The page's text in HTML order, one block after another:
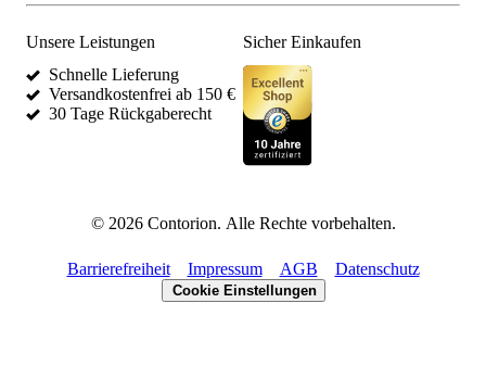
Unsere Leistungen
Schnelle Lieferung
Versandkostenfrei ab 150 €
30 Tage Rückgaberecht
Sicher Einkaufen
© 2026Contorion. Alle Rechte vorbehalten.
Barrierefreiheit Impressum AGB Datenschutz
Cookie Einstellungen